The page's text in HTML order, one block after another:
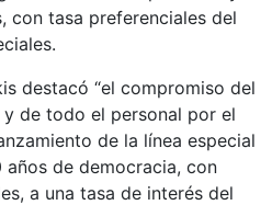
con tasa preferenciales del
destacó “el compromiso del
de todo el personal por el
de la línea especial
de democracia, con
a una tasa de interés del